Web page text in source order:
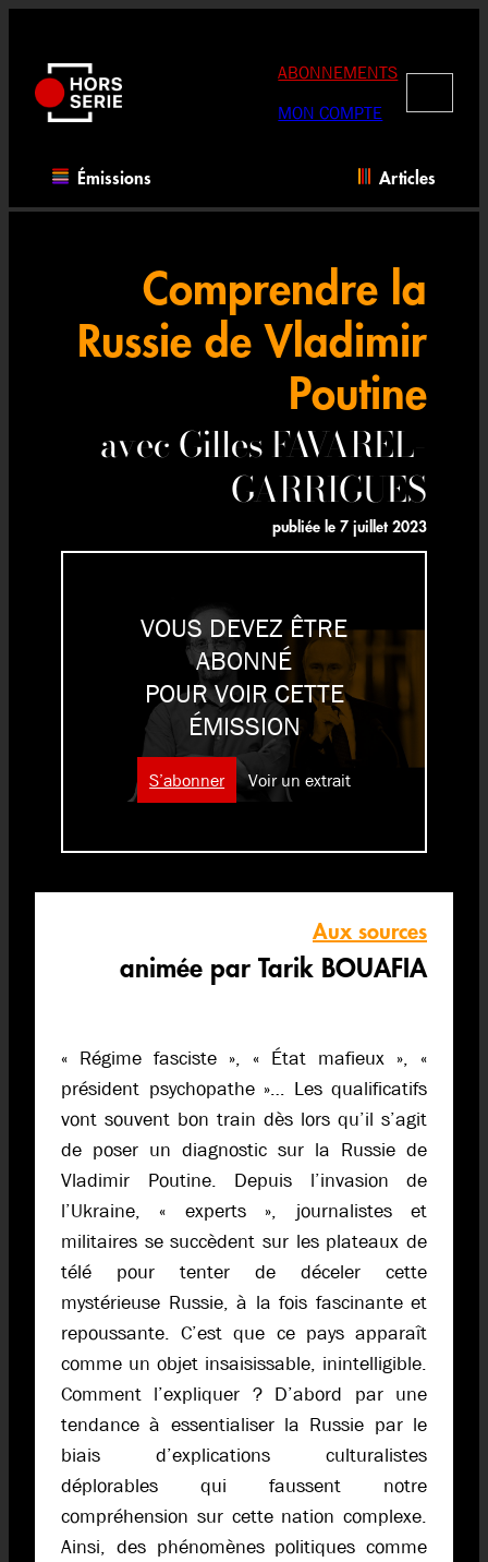
contenu
ABONNEMENTS
MON COMPTE
Émissions Articles
Comprendre la
Russie de Vladimir
Poutine
avec Gilles FAVAREL-
GARRIGUES
publiée le 7 juillet 2023
VOUS DEVEZ ÊTRE
ABONNÉ
POUR VOIR CETTE
ÉMISSION
S’abonner Voir un extrait
Aux sources
animée par Tarik BOUAFIA
« Régime fasciste », « État mafieux », «
président psychopathe »… Les qualificatifs
vont souvent bon train dès lors qu’il s’agit
de poser un diagnostic sur la Russie de
Vladimir Poutine. Depuis l’invasion de
l’Ukraine, « experts », journalistes et
militaires se succèdent sur les plateaux de
télé pour tenter de déceler cette
mystérieuse Russie, à la fois fascinante et
repoussante. C’est que ce pays apparaît
comme un objet insaisissable, inintelligible.
Comment l’expliquer ? D’abord par une
tendance à essentialiser la Russie par le
biais d’explications culturalistes
déplorables qui faussent notre
compréhension sur cette nation complexe.
Ainsi, des phénomènes politiques comme